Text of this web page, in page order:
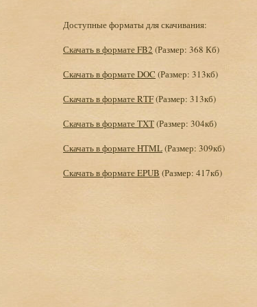
Доступные форматы для скачивания:
Скачать в формате FB2 (Размер: 368 Кб)
Скачать в формате DOC (Размер: 313кб)
Скачать в формате RTF(Размер: 313кб)
Скачать в формате TXT(Размер: 304кб)
Скачать в формате HTML(Размер: 309кб)
Скачать в формате EPUB (Размер: 417кб)